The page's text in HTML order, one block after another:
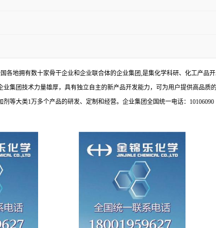
地拥有数十家骨干企业和企业联合体的企业集团,是集化学科研、化工产品
集团技术力量雄厚，具有独立自主的新产品开发能力，可为用户提供高品质
大类1万多个产品的研发、定制和经营。企业集团全国统一电话：10106090